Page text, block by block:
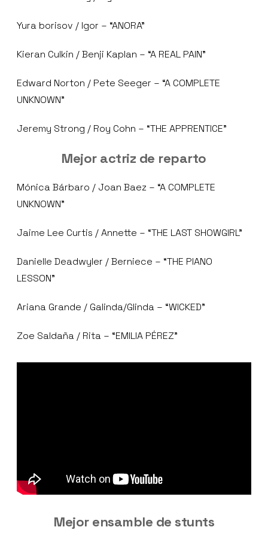
Yura borisov / Igor – “ANORA”
Kieran Culkin / Benji Kaplan – “A REAL PAIN”
Edward Norton / Pete Seeger – “A COMPLETE
UNKNOWN”
Jeremy Strong / Roy Cohn – “THE APPRENTICE”
Mejor actriz de reparto
Mónica Bárbaro / Joan Baez – “A COMPLETE
UNKNOWN”
Jaime Lee Curtis / Annette – “THE LAST SHOWGIRL”
Danielle Deadwyler / Berniece – “THE PIANO
LESSON”
Ariana Grande / Galinda/Glinda – “WICKED”
Zoe Saldaña / Rita – “EMILIA PÉREZ”
Mejor ensamble de stunts